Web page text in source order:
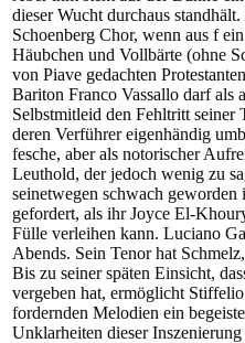
dieser Wucht durchaus
Schoenberg Chor, wenn aus f
Häubchen und Vollbärte (ohne
von Piave gedachten
Bariton Franco Vassallo darf als
Selbstmitleid den Fehltritt seiner
deren Verführer eigenhändig
fesche, aber als notorischer
Leuthold, der jedoch wenig zu
seinetwegen schwach geworden
gefordert, als ihr Joyce El-
Fülle verleihen kann. Luciano
Abends. Sein Tenor hat
Bis zu seiner späten Einsicht,
vergeben hat, ermöglicht
fordernden Melodien ein
Unklarheiten dieser Inszenierung